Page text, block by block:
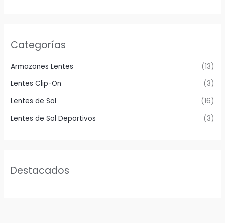
Categorías
Armazones Lentes
(13)
Lentes Clip-On
(3)
Lentes de Sol
(16)
Lentes de Sol Deportivos
(3)
Destacados